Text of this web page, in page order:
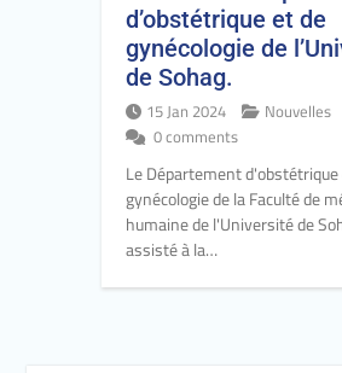
d’obstétrique et de
gynécologie de
de Sohag.
15 Jan 2024
Nouvelles
0 comments
Le Département
gynécologie de la Faculté de
humaine de l'Université de
assisté à la…